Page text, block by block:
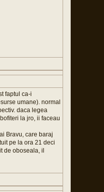
faptul ca-i
umane). normal
daca legea
la jro, ii faceau
Bravu, care baraj
pe la ora 21 deci
de oboseala, il